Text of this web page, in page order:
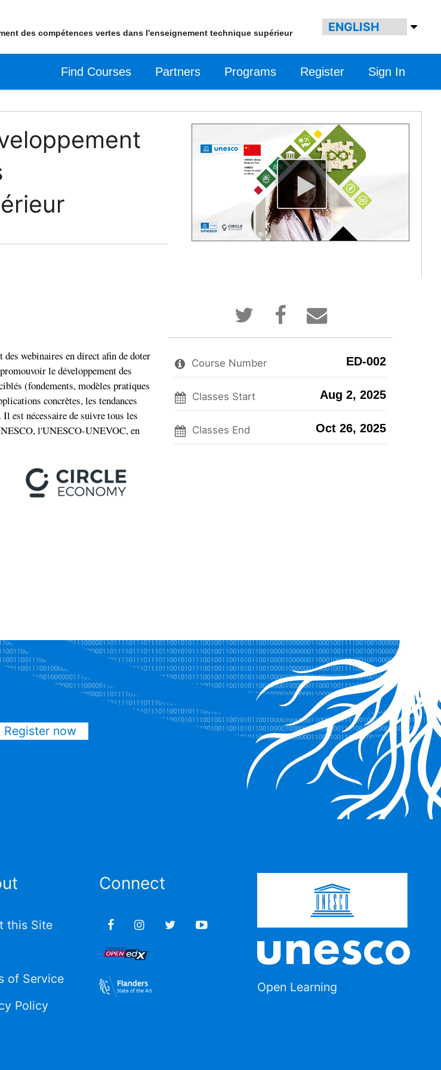
des compétences vertes dans l'enseignement technique supérieur
Find Courses Partners Programs Register Sign In
webinaires en direct afin de doter
le développement des
(fondements, modèles pratiques
concrètes, les tendances
est nécessaire de suivre tous les
l'UNESCO-UNEVOC, en
Tweet
that
you've
enrolled
in
this
course
Post
Facebook
message
you've
enrolled
this
course
Email
someone
to
say
you've
enrolled
in
this
course
Course Number ED-002
Classes Start Aug 2, 2025
Classes End Oct 26, 2025
Register now
this Site
of Service
Policy
Connect
Open Learning